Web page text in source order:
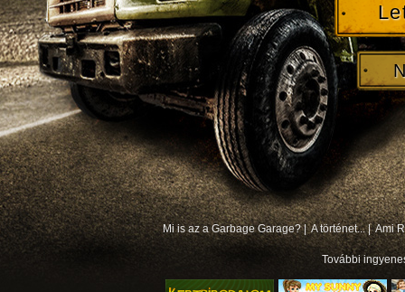
Mi is az a Garbage Garage? |A történet... |Ami
További